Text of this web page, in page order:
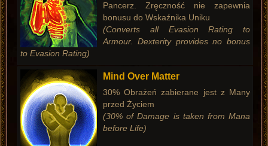
Pancerz. Zręczność nie zapewnia
bonusu do Wskaźnika Uniku
(Converts all Evasion Rating to
Armour. Dexterity provides no bonus
to Evasion Rating)
Mind Over Matter
30% Obrażeń zabierane jest z Many
przed Życiem
(30% of Damage is taken from Mana
before Life)